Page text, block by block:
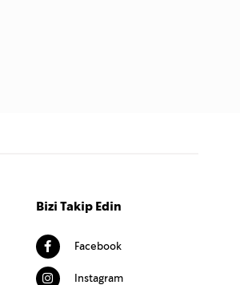
Bizi Takip Edin
Facebook
Instagram